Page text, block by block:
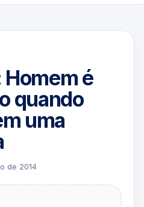
é
quando
uma
de 2014